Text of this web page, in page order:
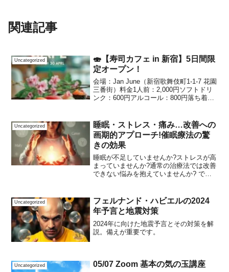
関連記事
Uncategorized
🍣【寿司カフェ in 新宿】5日間限
定オープン！
会場：Jan June（新宿歌舞伎町1-1-7 花園
三番街）料金1人前：2,000円ソフトドリ
ンク：600円アルコール：800円落ち着い
開催します。📅 開催スケジュール...
Uncategorized
睡眠・ストレス・痛み…改善への
画期的アプローチ!催眠療法の驚
きの効果
睡眠が不足していませんか?ストレスが高
まっていませんか?通常の治療法では改善
できない悩みを抱えていませんか? で
揮する『催眠療法』です。催眠療法は、
科学的根拠に基づいた...
Uncategorized
フェルナンド・ハビエルの2024
年予言と地震対策
2024年に向けた地震予言とその対策を解
説。備えが重要です。
Uncategorized 05/07 Zoom 基本の気の玉講座